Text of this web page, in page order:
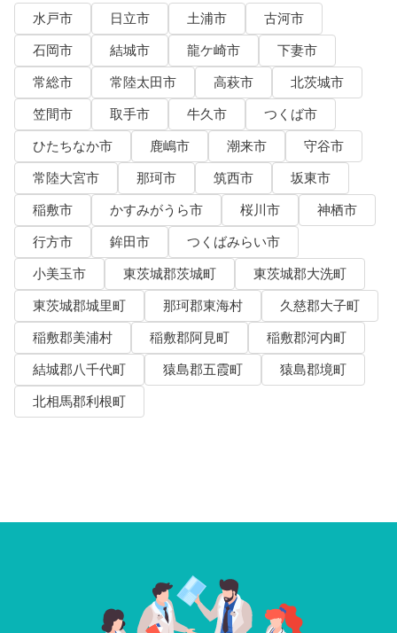
水戸市 日立市 土浦市
古河市
石岡市
結城市 龍ケ崎市
下妻市
常総市
常陸太田市 高萩市
北茨城市
笠間市
取手市 牛久市
つくば市
ひたちなか市
鹿嶋市 潮来市
守谷市
常陸大宮市
那珂市 筑西市
坂東市
稲敷市
かすみがうら市 桜川市
神栖市
行方市
鉾田市
つくばみらい市
小美玉市
東茨城郡茨城町
東茨城郡大洗町
東茨城郡城里町
那珂郡東海村
久慈郡大子町
稲敷郡美浦村
稲敷郡阿見町
稲敷郡河内町
結城郡八千代町
猿島郡五霞町
猿島郡境町
北相馬郡利根町